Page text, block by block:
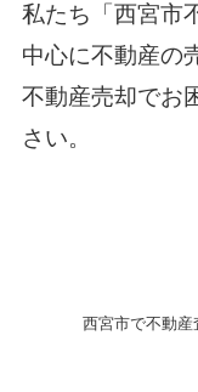
私たち「 西宮市
中心に不動産の
不動産売却でお
さい。
西宮市で不動産